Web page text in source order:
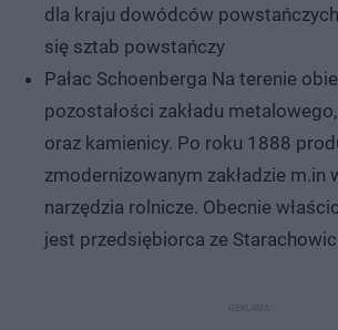
dla kraju dowódców
się sztab powstańczy
Pałac Schoenberga Na terenie
pozostałości zakładu
oraz kamienicy. Po roku 1888
zmodernizowanym zakładzie m.in
narzędzia rolnicze. Obecnie
jest przedsiębiorca ze Starachowic